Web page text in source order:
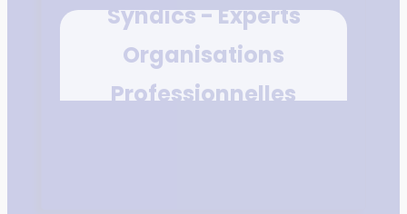
Syndics - Experts
Organisations
Professionnelles